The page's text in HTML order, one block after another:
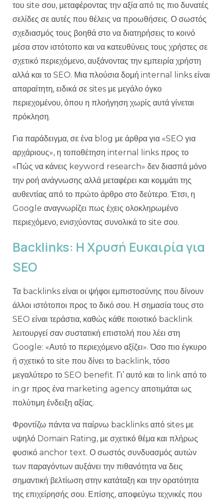
του site σου, μεταφέροντας την αξία από τις πιο δυνατές
σελίδες σε αυτές που θέλεις να προωθήσεις. Ο σωστός
σχεδιασμός τους βοηθά στο να διατηρήσεις το κοινό
μέσα στον ιστότοπο και να κατευθύνεις τους χρήστες σε
σχετικό περιεχόμενο, αυξάνοντας την εμπειρία χρήστη
αλλά και το SEO. Μια πλούσια δομή internal links είναι
απαραίτητη, ειδικά σε sites με μεγάλο όγκο
περιεχομένου, όπου η πλοήγηση χωρίς αυτά γίνεται
πρόκληση.
Για παράδειγμα, σε ένα blog με άρθρα για «SEO για
αρχάριους», η τοποθέτηση internal links προς το
«Πώς να κάνεις keyword research» δεν διασπά μόνο
την ροή ανάγνωσης αλλά μεταφέρει και κομμάτι της
αυθεντίας από το πρώτο άρθρο στο δεύτερο. Έτσι, η
Google αναγνωρίζει πως έχεις ολοκληρωμένο
περιεχόμενο, ενισχύοντας συνολικά το site σου.
Backlinks: Η Χρυσή Ευκαιρία για
SEO
Τα backlinks είναι οι ψήφοι εμπιστοσύνης που δίνουν
άλλοι ιστότοποι προς το δικό σου. Η σημασία τους στο
SEO είναι τεράστια, καθώς κάθε ποιοτικό backlink
λειτουργεί σαν συστατική επιστολή που λέει στη
Google: «Αυτό το περιεχόμενο αξίζει». Όσο πιο έγκυρο
ή σχετικό το site που δίνει το backlink, τόσο
μεγαλύτερο το SEO benefit. Γι’ αυτό και το link από το
in.gr προς ένα marketing agency αποτιμάται ως
πολύτιμη ένδειξη αξίας.
Φροντίζω πάντα να παίρνω backlinks από sites με
υψηλό Domain Rating, με σχετικό θέμα και πλήρως
φυσικό anchor text. Ο σωστός συνδυασμός αυτών
των παραγόντων αυξάνει την πιθανότητα να δεις
σημαντική βελτίωση στην κατάταξη και την ορατότητα
της επιχείρησής σου. Επίσης, αποφεύγω τεχνικές που